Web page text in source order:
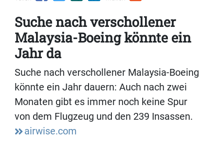
Suche nach verschollener
Malaysia-Boeing könnte ein
Jahr da
Suche nach verschollener Malaysia-Boeing
könnte ein Jahr dauern: Auch nach zwei
Monaten gibt es immer noch keine Spur
von dem Flugzeug und den 239 Insassen.
airwise.com